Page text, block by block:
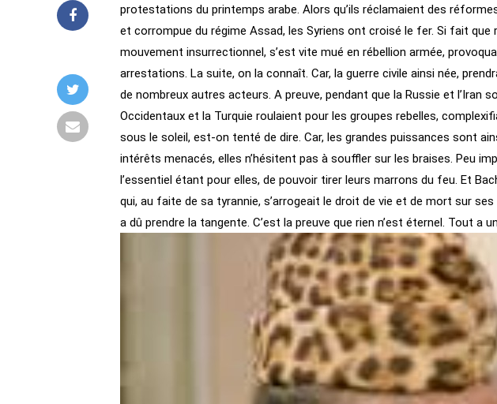
protestations du printemps arabe. Alors qu’ils réclamaient des
et corrompue du régime Assad, les Syriens ont croisé le fer. Si fait que
mouvement insurrectionnel, s’est vite mué en rébellion armée,
arrestations. La suite, on la connaît. Car, la guerre civile ainsi née,
de nombreux autres acteurs. A preuve, pendant que la Russie et l’Iran
Occidentaux et la Turquie roulaient pour les groupes rebelles,
sous le soleil, est-on tenté de dire. Car, les grandes puissances sont
intérêts menacés, elles n’hésitent pas à souffler sur les braises. Peu
l’essentiel étant pour elles, de pouvoir tirer leurs marrons du feu. Et
qui, au faite de sa tyrannie, s’arrogeait le droit de vie et de mort sur
a dû prendre la tangente. C’est la preuve que rien n’est éternel. Tout a